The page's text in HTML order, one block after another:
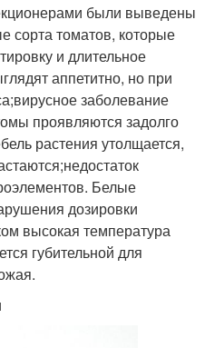
были выведены
томатов, которые
и длительное
аппетитно, но при
заболевание
проявляются задолго
растения утолщается,
Белые
дозировки
высокая температура
губительной для